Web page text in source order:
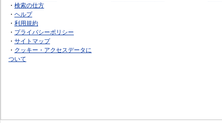
・ 検索の仕方
・ ヘルプ
・ 利用規約
・ プライバシーポリシー
・ サイトマップ
・ クッキー・アクセスデータに
ついて